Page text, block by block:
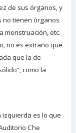
de sus órganos, y
no tienen órganos
menstruación, etc.
no es extraño que
que la de
como la
izquierda es lo que
Che